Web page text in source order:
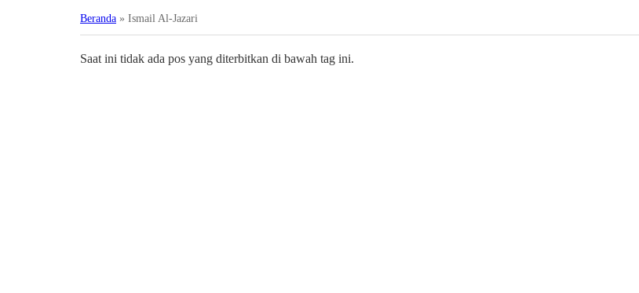
Beranda » Ismail Al-Jazari
Saat ini tidak ada pos yang diterbitkan di bawah tag ini.